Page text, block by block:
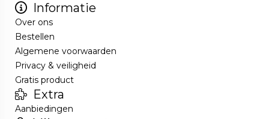
Informatie
Over ons
Bestellen
Algemene voorwaarden
Privacy & veiligheid
Gratis product
Extra
Aanbiedingen